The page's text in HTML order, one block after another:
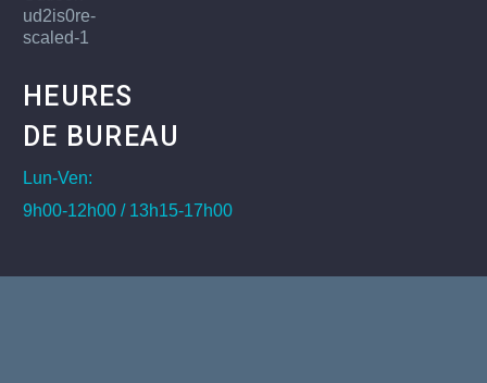
HEURES
DE BUREAU
Lun-Ven:
9h00-12h00 / 13h15-17h00